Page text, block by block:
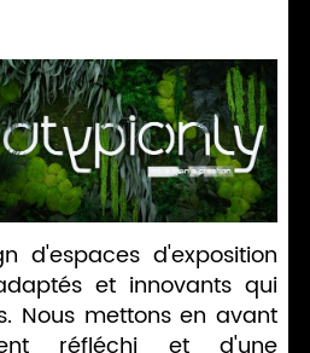
d'espaces d'exposition
et innovants qui
Nous mettons en avant